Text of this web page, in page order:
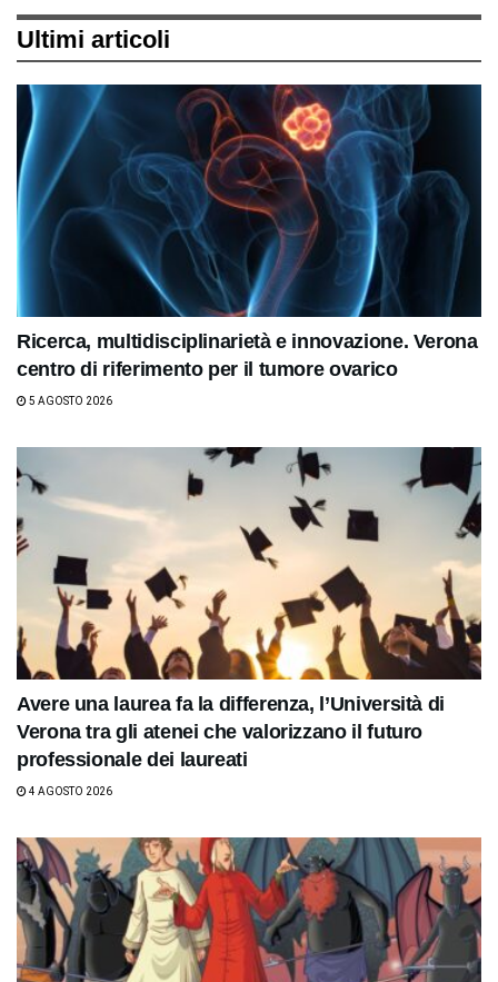
Ultimi articoli
Ricerca, multidisciplinarietà e innovazione. Verona
centro di riferimento per il tumore ovarico
5 AGOSTO 2026
Avere una laurea fa la differenza, l’Università di
Verona tra gli atenei che valorizzano il futuro
professionale dei laureati
4 AGOSTO 2026